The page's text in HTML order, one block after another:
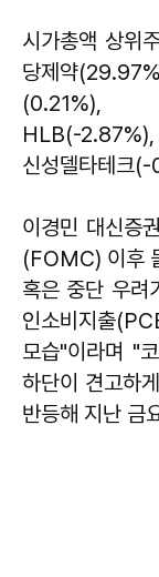
시가총액 상위
당제약
(0.21%),
HLB(-
신성델타테크
이경민 대신증
(FOMC) 이후
혹은 중단 우려
인소비지출
모습"이라며 "
하단이 견고하
반등해 지난 금